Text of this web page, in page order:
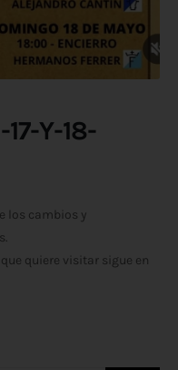
17-Y-18-
los cambios y
quiere visitar sigue en